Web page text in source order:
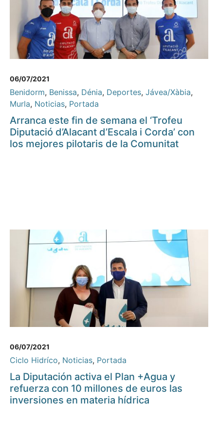
06/07/2021
Benidorm, Benissa, Dénia, Deportes, Jávea/Xàbia,
Murla, Noticias, Portada
Arranca este fin de semana el ‘Trofeu
Diputació d’Alacant d’Escala i Corda’ con
los mejores pilotaris de la Comunitat
06/07/2021
Ciclo Hidríco, Noticias, Portada
La Diputación activa el Plan +Agua y
refuerza con 10 millones de euros las
inversiones en materia hídrica